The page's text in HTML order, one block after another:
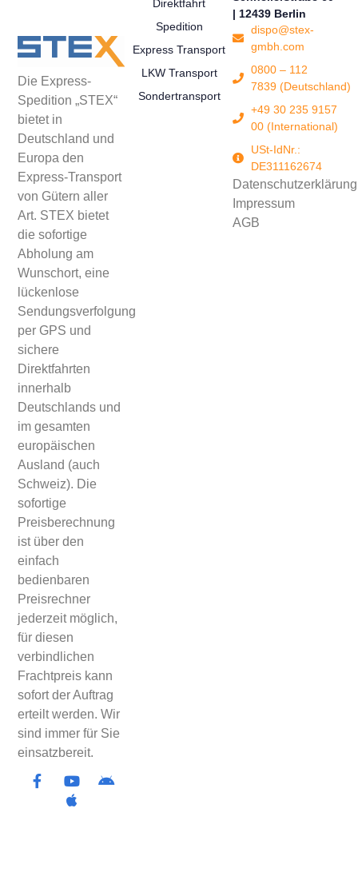
Die Express-
Spedition „STEX“
bietet in
Deutschland und
Europa den
Express-Transport
von Gütern aller
Art. STEX bietet
die sofortige
Abholung am
Wunschort, eine
lückenlose
Sendungsverfolgung
per GPS und
sichere
Direktfahrten
innerhalb
Deutschlands und
im gesamten
europäischen
Ausland (auch
Schweiz). Die
sofortige
Preisberechnung
ist über den
einfach
bedienbaren
Preisrechner
jederzeit möglich,
für diesen
verbindlichen
Frachtpreis kann
sofort der Auftrag
erteilt werden. Wir
sind immer für Sie
einsatzbereit.
Direktfahrt
Spedition
Express Transport
LKW Transport
Sondertransport
| 12439 Berlin
dispo@stex-
gmbh.com
0800 – 112
7839 (Deutschland)
+49 30 235 9157
00 (International)
USt-IdNr.:
DE311162674
Datenschutzerklärung
Impressum
AGB